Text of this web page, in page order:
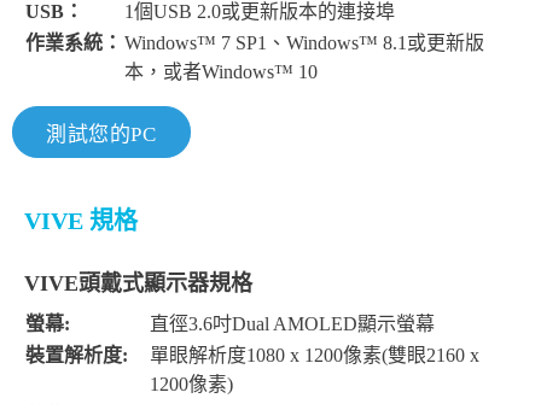
USB：
1個USB 2.0或更新版本的連接埠
作業系統： Windows™ 7 SP1、Windows™ 8.1或更新版
本，或者Windows™ 10
測試您的PC
VIVE 規格
VIVE頭戴式顯示器規格
螢幕:
直徑3.6吋Dual AMOLED顯示螢幕
裝置解析度:
單眼解析度1080 x 1200像素(雙眼2160 x
1200像素)